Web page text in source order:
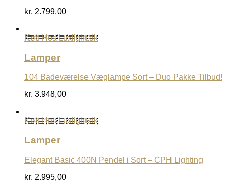
kr. 2.799,00
Køb Hos Luxlight.dk
Lamper
104 Badeværelse Væglampe Sort – Duo Pakke Tilbud!
kr. 3.948,00
Køb Hos Luxlight.dk
Lamper
Elegant Basic 400N Pendel i Sort – CPH Lighting
kr. 2.995,00